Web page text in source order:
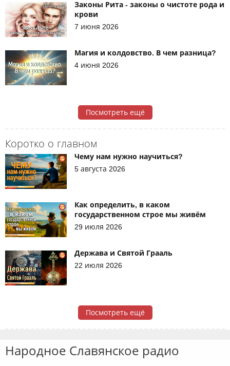
Коротко о главном
Чему нам нужно научиться?
5 августа 2026
Как определить, в каком
государственном строе мы живём
29 июля 2026
Держава и Святой Грааль
22 июля 2026
Посмотреть ещё
Законы Рита - законы о чистоте рода и
крови
7 июня 2026
Магия и колдовство. В чем разница?
4 июня 2026
Посмотреть ещё
Народное Славянское радио